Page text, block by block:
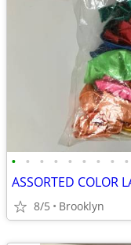
• • • • • • • • •
8/5 Brooklyn